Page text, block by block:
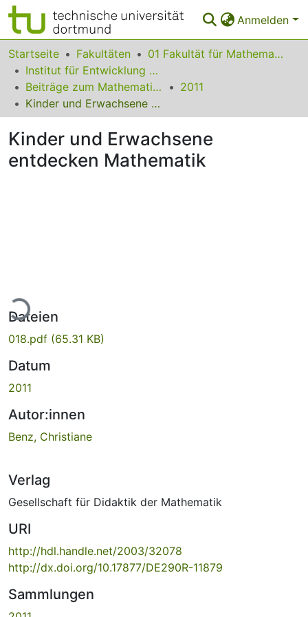
Anmelden
Bereiche & Sammlungen
Das gesamte Repositorium
Statistiken
FAQ
Leitlinien
Startseite Fakultäten
01 Fakultät für Mathematik
Institut für Entwicklung und Erforschung des Mathematikunterrichts
Beiträge zum Mathematikunterricht
2011
Kinder und Erwachsene entdecken Mathematik
Kinder und Erwachsene
entdecken Mathematik
Dateien
018.pdf (65.31 KB)
Datum
2011
Autor:innen
Benz, Christiane
Verlag
Gesellschaft für Didaktik der Mathematik
URI
http://hdl.handle.net/2003/32078
http://dx.doi.org/10.17877/DE290R-11879
Sammlungen